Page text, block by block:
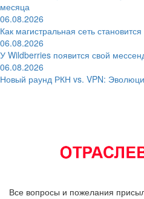
месяца
06.08.2026
Как магистральная сеть
06.08.2026
У Wildberries появится свой
06.08.2026
Новый раунд РКН vs. VPN:
Все вопросы и пожелания